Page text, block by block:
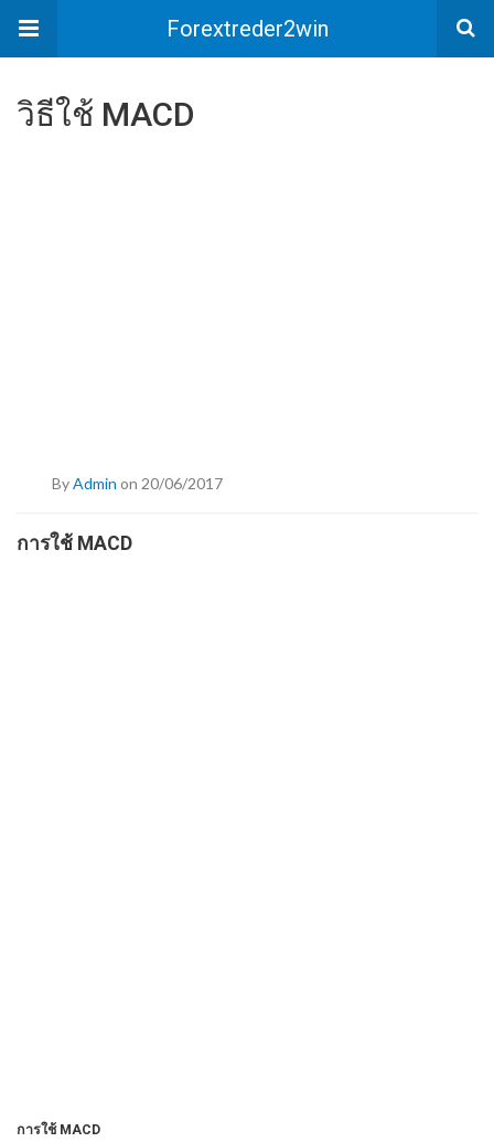
Forextreder2win
วิธีใช้ MACD
By Admin on 20/06/2017
การใช้ MACD
การใช้ MACD